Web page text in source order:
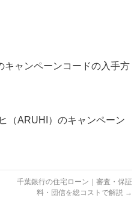
キャンペーンコードの入手方
（ARUHI）のキャンペーン
千葉銀行の住宅ローン｜審査・保証
料・団信を総コストで解説 →